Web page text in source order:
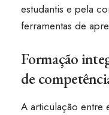
estudantis e pela
ferramentas de
Formação
de
A articulação entre